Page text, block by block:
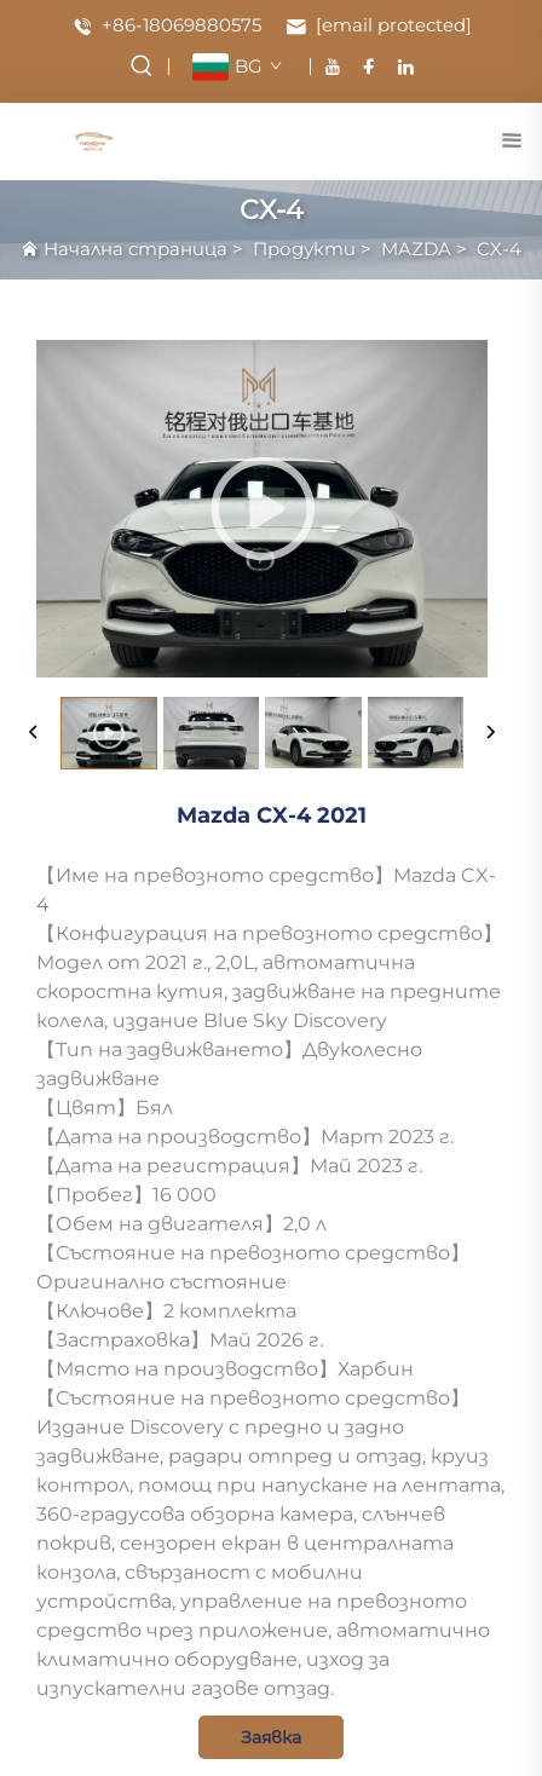
+86-18069880575
[email protected]
BG
CX-4
Начална страница > Продукти > MAZDA > CX-4
Mazda CX-4 2021
【Име на превозното средство】Mazda CX-
4
【Конфигурация на превозното средство】
Модел от 2021 г., 2,0L, автоматична
скоростна кутия, задвижване на предните
колела, издание Blue Sky Discovery
【Тип на задвижването】Двуколесно
задвижване
【Цвят】Бял
【Дата на производство】Март 2023 г.
【Дата на регистрация】Май 2023 г.
【Пробег】16 000
【Обем на двигателя】2,0 л
【Състояние на превозното средство】
Оригинално състояние
【Ключове】2 комплекта
【Застраховка】Май 2026 г.
【Място на производство】Харбин
【Състояние на превозното средство】
Издание Discovery с предно и задно
задвижване, радари отпред и отзад, круиз
контрол, помощ при напускане на лентата,
360-градусова обзорна камера, слънчев
покрив, сензорен екран в централната
конзола, свързаност с мобилни
устройства, управление на превозното
средство чрез приложение, автоматично
климатично оборудване, изход за
изпускателни газове отзад.
Заявка